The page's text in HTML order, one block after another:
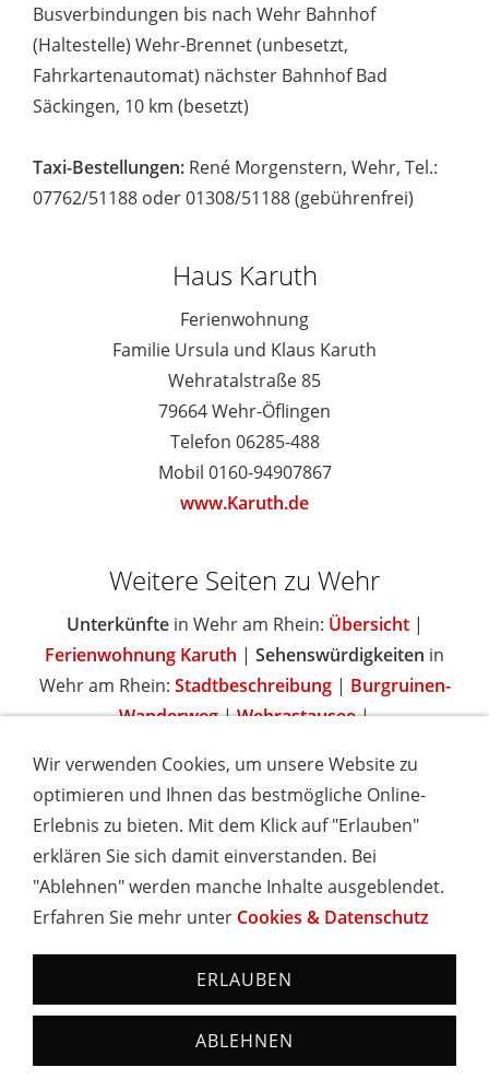
Busverbindungen bis nach Wehr Bahnhof
(Haltestelle) Wehr-Brennet (unbesetzt,
Fahrkartenautomat) nächster Bahnhof Bad
Säckingen, 10 km (besetzt)
Taxi-Bestellungen: René Morgenstern, Wehr, Tel.:
07762/51188 oder 01308/51188 (gebührenfrei)
Haus Karuth
Ferienwohnung
Familie Ursula und Klaus Karuth
Wehratalstraße 85
79664 Wehr-Öflingen
Telefon 06285-488
Mobil 0160-94907867
www.Karuth.de
Weitere Seiten zu Wehr
Unterkünftein Wehr am Rhein: Übersicht|
Ferienwohnung Karuth | Sehenswürdigkeiten in
Wehr am Rhein: Stadtbeschreibung| Burgruinen-
Wanderweg|Wehrastausee|
IMPRESSUM COOKIES & DATENSCHUTZ
AGB
TOURISMUSHELD
WISSENSWERT
NEWSLETTER
Hotels und Ferienwohnungen im Schwarzwald - Urlaub in
Wir verwenden Cookies, um unsere Website zu
optimieren und Ihnen das bestmögliche Online-
Erlebnis zu bieten. Mit dem Klick auf "Erlauben"
erklären Sie sich damit einverstanden. Bei
"Ablehnen" werden manche Inhalte ausgeblendet.
Erfahren Sie mehr unter Cookies & Datenschutz
ERLAUBEN
ABLEHNEN